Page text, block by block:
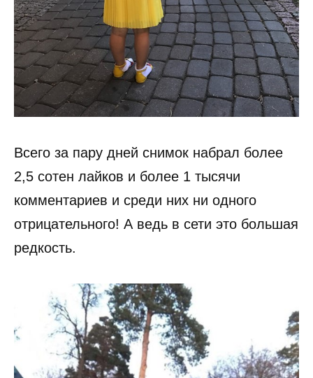
Всего за пару дней снимок набрал более
2,5 сотен лайков и более 1 тысячи
комментариев и среди них ни одного
отрицательного! А ведь в сети это большая
редкость.